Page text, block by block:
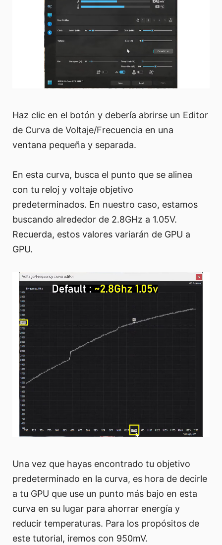
Haz clic en el botón y debería abrirse un Editor
de Curva de Voltaje/Frecuencia en una
ventana pequeña y separada.
En esta curva, busca el punto que se alinea
con tu reloj y voltaje objetivo
predeterminados. En nuestro caso, estamos
buscando alrededor de 2.8GHz a 1.05V.
Recuerda, estos valores variarán de GPU a
GPU.
Una vez que hayas encontrado tu objetivo
predeterminado en la curva, es hora de decirle
a tu GPU que use un punto más bajo en esta
curva en su lugar para ahorrar energía y
reducir temperaturas. Para los propósitos de
este tutorial, iremos con 950mV.